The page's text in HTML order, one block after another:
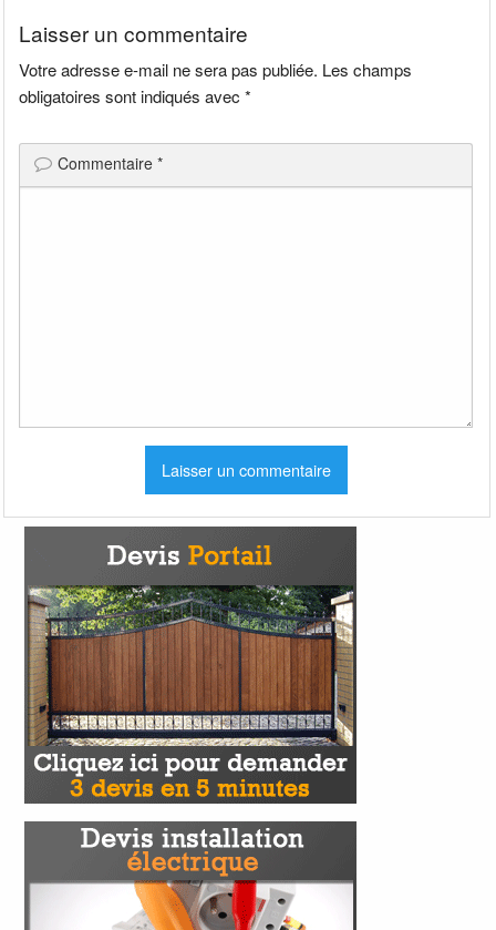
Laisser un commentaire
Votre adresse e-mail ne sera pas publiée. Les champs
obligatoires sont indiqués avec*
Commentaire*